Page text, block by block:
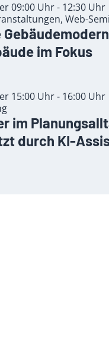
09:00 Uhr - 12:30
Web-
im Fokus
15:00 Uhr - 16:00
im
durch KI-